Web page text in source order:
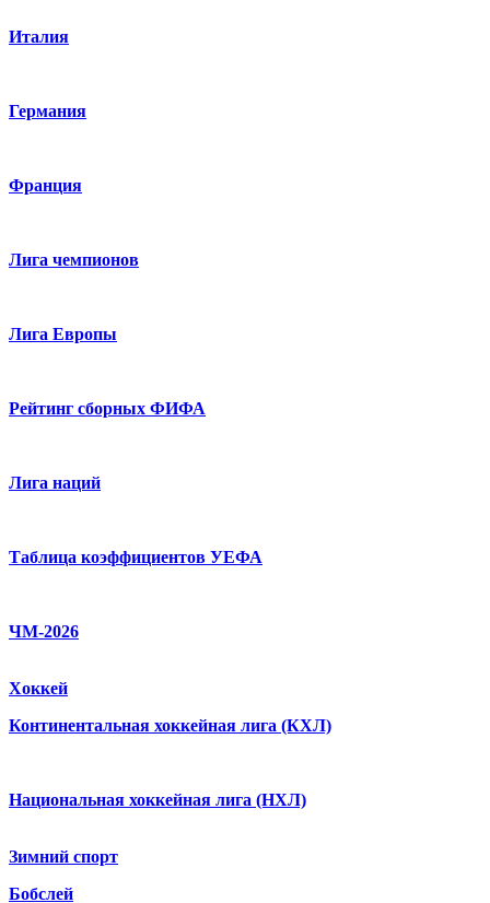
Италия
Германия
Франция
Лига чемпионов
Лига Европы
Рейтинг сборных ФИФА
Лига наций
Таблица коэффициентов УЕФА
ЧМ-2026
Хоккей
Континентальная хоккейная лига (КХЛ)
Национальная хоккейная лига (НХЛ)
Зимний спорт
Бобслей